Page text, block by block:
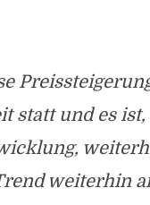
statt und es
weiterhin